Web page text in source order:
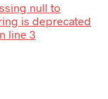
null to
is deprecated
line 3